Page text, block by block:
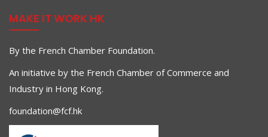
MAKE IT WORK HK
By the French Chamber Foundation.
An initiative by the French Chamber of Commerce and
Industry in Hong Kong.
foundation@fcf.hk